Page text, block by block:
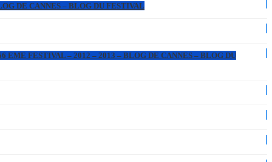
DE CANNES – BLOG DU FESTIVAL
FESTIVAL – 2012 – 2013 – BLOG DE CANNES – BLOG DU